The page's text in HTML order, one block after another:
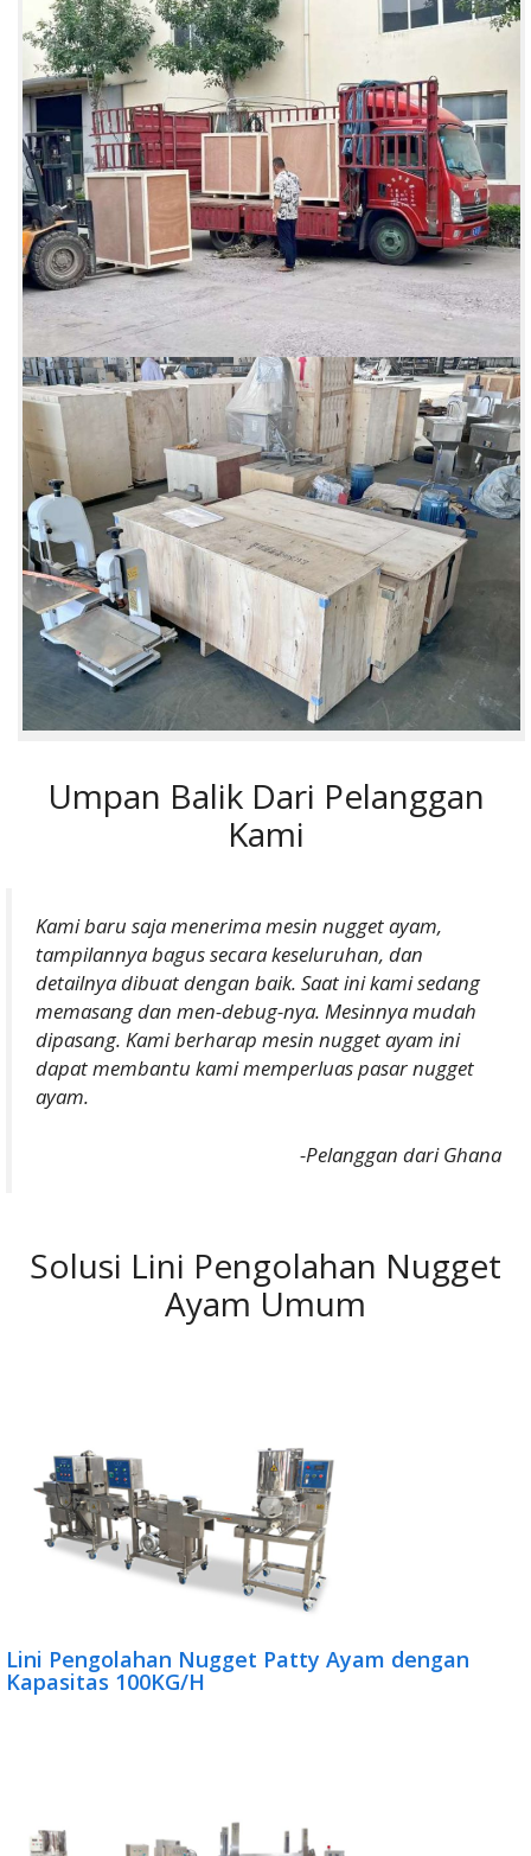
Umpan Balik Dari Pelanggan
Kami
Kami baru saja menerima mesin nugget ayam,
tampilannya bagus secara keseluruhan, dan
detailnya dibuat dengan baik. Saat ini kami sedang
memasang dan men-debug-nya. Mesinnya mudah
dipasang. Kami berharap mesin nugget ayam ini
dapat membantu kami memperluas pasar nugget
ayam.
-Pelanggan dari Ghana
Solusi Lini Pengolahan Nugget
Ayam Umum
Lini Pengolahan Nugget Patty Ayam dengan
Kapasitas 100KG/H